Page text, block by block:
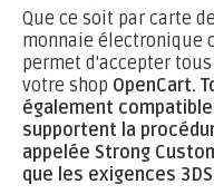
Que ce soit par carte
monnaie électronique
permet d'accepter
votre shop OpenCart.
également
supportent la
appelée Strong
que les exigences